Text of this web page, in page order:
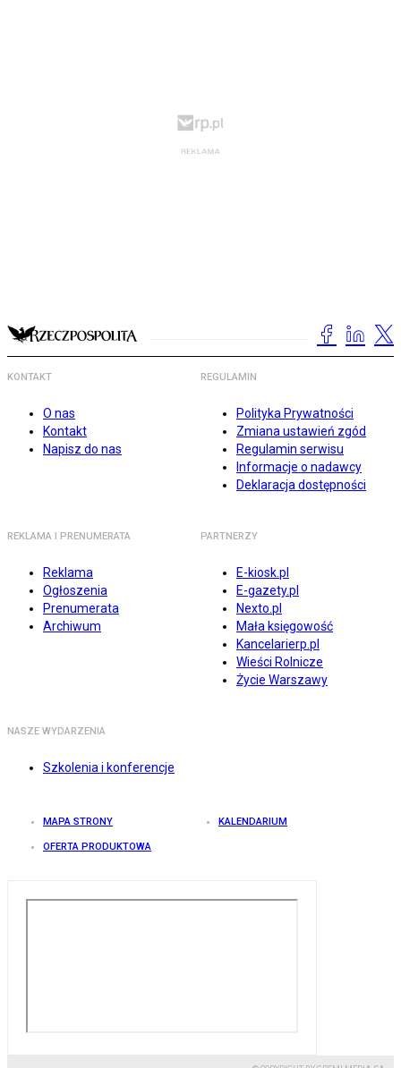
KONTAKT
O nas
Kontakt
Napisz do nas
REGULAMIN
Polityka Prywatności
Zmiana ustawień zgód
Regulamin serwisu
Informacje o nadawcy
Deklaracja dostępności
REKLAMA I PRENUMERATA
Reklama
Ogłoszenia
Prenumerata
Archiwum
PARTNERZY
E-kiosk.pl
E-gazety.pl
Nexto.pl
Mała księgowość
Kancelarierp.pl
Wieści Rolnicze
Życie Warszawy
NASZE WYDARZENIA
Szkolenia i konferencje
MAPA STRONY KALENDARIUM
OFERTA PRODUKTOWA